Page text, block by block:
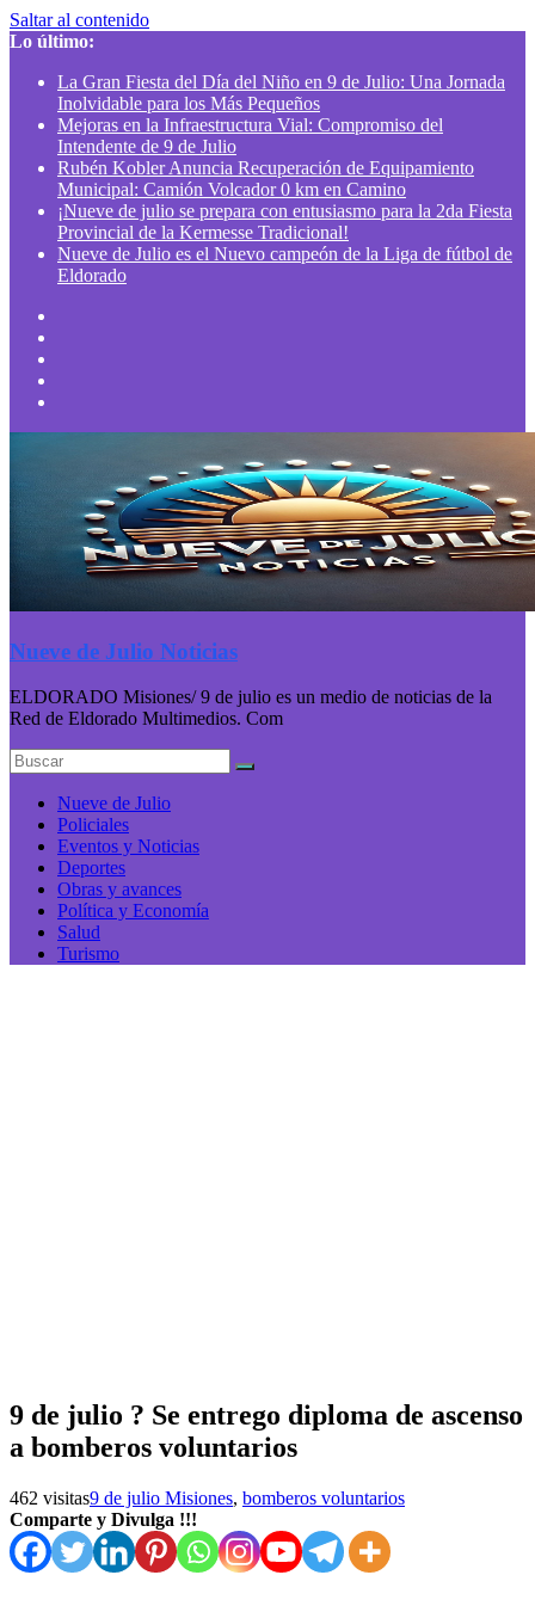
Saltar al contenido
Lo último:
La Gran Fiesta del Día del Niño en 9 de Julio: Una Jornada
Inolvidable para los Más Pequeños
Mejoras en la Infraestructura Vial: Compromiso del
Intendente de 9 de Julio
Rubén Kobler Anuncia Recuperación de Equipamiento
Municipal: Camión Volcador 0 km en Camino
¡Nueve de julio se prepara con entusiasmo para la 2da Fiesta
Provincial de la Kermesse Tradicional!
Nueve de Julio es el Nuevo campeón de la Liga de fútbol de
Eldorado
Nueve de Julio Noticias
ELDORADO Misiones/ 9 de julio es un medio de noticias de la
Red de Eldorado Multimedios. Com
Nueve de Julio
Policiales
Eventos y Noticias
Deportes
Obras y avances
Política y Economía
Salud
Turismo
9 de julio ? Se entrego diploma de ascenso
a bomberos voluntarios
462 visitas9 de julio Misiones, bomberos voluntarios
Comparte y Divulga !!!